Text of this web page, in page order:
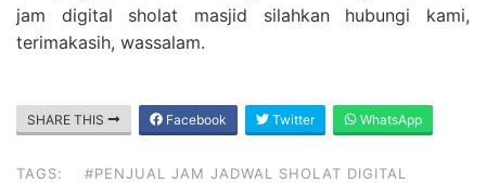
jam digital sholat masjid silahkan hubungi kami,
terimakasih, wassalam.
SHARE THIS Facebook Twitter WhatsApp
TAGS:
#PENJUAL JAM JADWAL SHOLAT DIGITAL